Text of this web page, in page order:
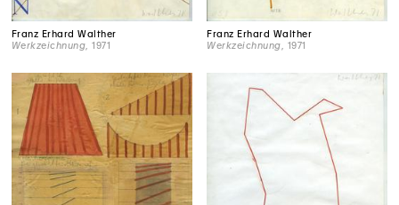
Franz Erhard Walther
Werkzeichnung , 1971
Franz Erhard Walther
Werkzeichnung , 1971